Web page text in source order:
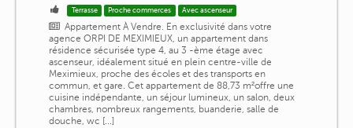
Terrasse Proche commerces Avec ascenseur
Appartement À Vendre. En exclusivité dans votre
agence ORPI DE MEXIMIEUX, un appartement dans
résidence sécurisée type 4, au 3 -ème étage avec
ascenseur, idéalement situé en plein centre-ville de
Meximieux, proche des écoles et des transports en
commun, et gare. Cet appartement de 88,73 m²offre une
cuisine indépendante, un séjour lumineux, un salon, deux
chambres, nombreux rangements, buanderie, salle de
douche, wc [...]